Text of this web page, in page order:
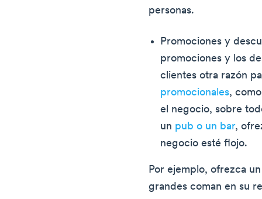
personas.
Promociones y
promociones y los
clientes otra razón
promocionales,
el negocio, sobre
un pub o un bar,
negocio esté flojo.
Por ejemplo, ofrezca
grandes coman en su